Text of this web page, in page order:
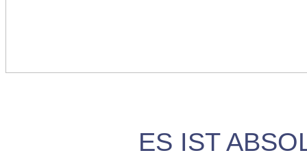
ES IST